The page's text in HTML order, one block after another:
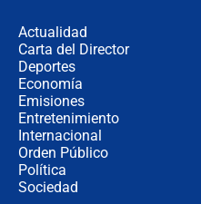
Actualidad
Carta del Director
Deportes
Economía
Emisiones
Entretenimiento
Internacional
Orden Público
Política
Sociedad